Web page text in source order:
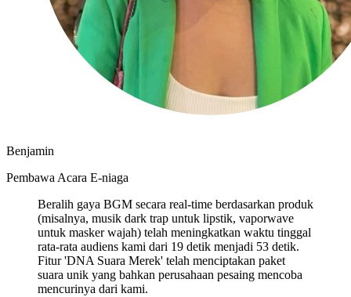
Benjamin
Pembawa Acara E-niaga
Beralih gaya BGM secara real-time berdasarkan produk
(misalnya, musik dark trap untuk lipstik, vaporwave
untuk masker wajah) telah meningkatkan waktu tinggal
rata-rata audiens kami dari 19 detik menjadi 53 detik.
Fitur 'DNA Suara Merek' telah menciptakan paket
suara unik yang bahkan perusahaan pesaing mencoba
mencurinya dari kami.